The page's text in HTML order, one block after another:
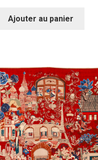
Ajouter au panier